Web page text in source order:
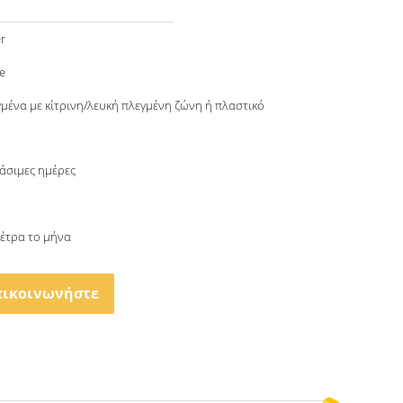
με κίτρινη/λευκή πλεγμένη ζώνη ή πλαστικό
ημέρες
το μήνα